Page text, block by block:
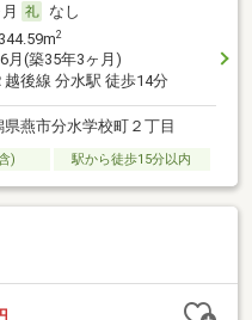
なし
2
月(築35年3ヶ月)
越後線 分水駅 徒歩14分
県燕市分水学校町２丁目
) 駅から徒歩15分以内